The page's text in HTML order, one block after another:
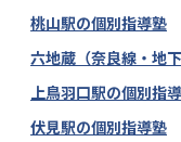
桃山駅の個別指導塾
六地蔵（奈良線・地
上鳥羽口駅の個別指
伏見駅の個別指導塾